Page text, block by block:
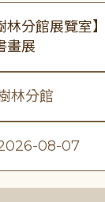
林分館展覽室
畫展
林分館
08-07